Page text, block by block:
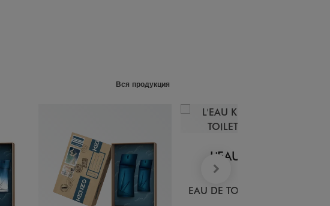
Вся продукция
L'EAU KENZO
EAU DE TOILETTE GIFTSET